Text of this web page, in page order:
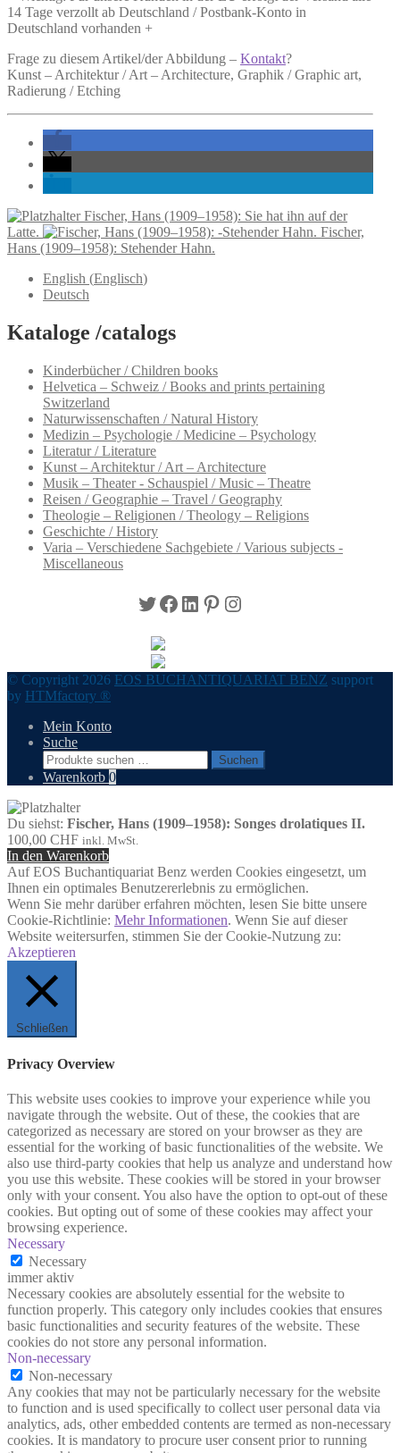
14 Tage verzollt ab Deutschland / Postbank-Konto in
Deutschland vorhanden +
Frage zu diesem Artikel/der Abbildung – Kontakt?
Kunst – Architektur / Art – Architecture, Graphik / Graphic art,
Radierung / Etching
Fischer, Hans (1909–1958): Sie hat ihn auf der
Latte.
Fischer,
Hans (1909–1958): Stehender Hahn.
English (Englisch)
Deutsch
Kataloge /catalogs
Kinderbücher / Children books
Helvetica – Schweiz / Books and prints pertaining
Switzerland
Naturwissenschaften / Natural History
Medizin – Psychologie / Medicine – Psychology
Literatur / Literature
Kunst – Architektur / Art – Architecture
Musik – Theater - Schauspiel / Music – Theatre
Reisen / Geographie – Travel / Geography
Theologie – Religionen / Theology – Religions
Geschichte / History
Varia – Verschiedene Sachgebiete / Various subjects -
Miscellaneous
Twitter
Facebook
LinkedIn
Pinterest
Instagram
© Copyright 2026 EOS BUCHANTIQUARIAT BENZ support
by HTMfactory ®
Mein Konto
Suche
Suchen
nach:
Suchen
Warenkorb 0
Du siehst: Fischer, Hans (1909–1958): Songes drolatiques II.
100,00 CHF inkl. MwSt.
In den Warenkorb
Auf EOS Buchantiquariat Benz werden Cookies eingesetzt, um
Ihnen ein optimales Benutzererlebnis zu ermöglichen.
Wenn Sie mehr darüber erfahren möchten, lesen Sie bitte unsere
Cookie-Richtlinie: Mehr Informationen. Wenn Sie auf dieser
Website weitersurfen, stimmen Sie der Cookie-Nutzung zu:
Akzeptieren
Schließen
Privacy Overview
This website uses cookies to improve your experience while you
navigate through the website. Out of these, the cookies that are
categorized as necessary are stored on your browser as they are
essential for the working of basic functionalities of the website. We
also use third-party cookies that help us analyze and understand how
you use this website. These cookies will be stored in your browser
only with your consent. You also have the option to opt-out of these
cookies. But opting out of some of these cookies may affect your
browsing experience.
Necessary
Necessary
immer aktiv
Necessary cookies are absolutely essential for the website to
function properly. This category only includes cookies that ensures
basic functionalities and security features of the website. These
cookies do not store any personal information.
Non-necessary
Non-necessary
Any cookies that may not be particularly necessary for the website
to function and is used specifically to collect user personal data via
analytics, ads, other embedded contents are termed as non-necessary
cookies. It is mandatory to procure user consent prior to running